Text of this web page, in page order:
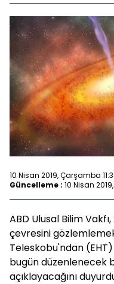
10 Nisan 2019, Çarşamba
Güncelleme : 10 Nisan
ABD Ulusal Bilim
çevresini
Teleskobu'ndan (EHT)
bugün düzenlenecek
açıklayacağını